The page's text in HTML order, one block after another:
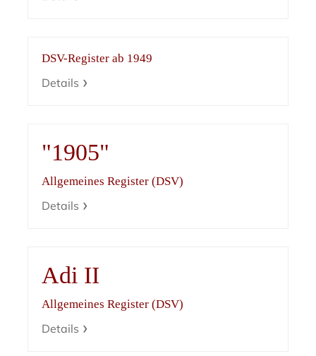
DSV-Register ab 1949
Details
"1905"
Allgemeines Register (DSV)
Details
Adi II
Allgemeines Register (DSV)
Details